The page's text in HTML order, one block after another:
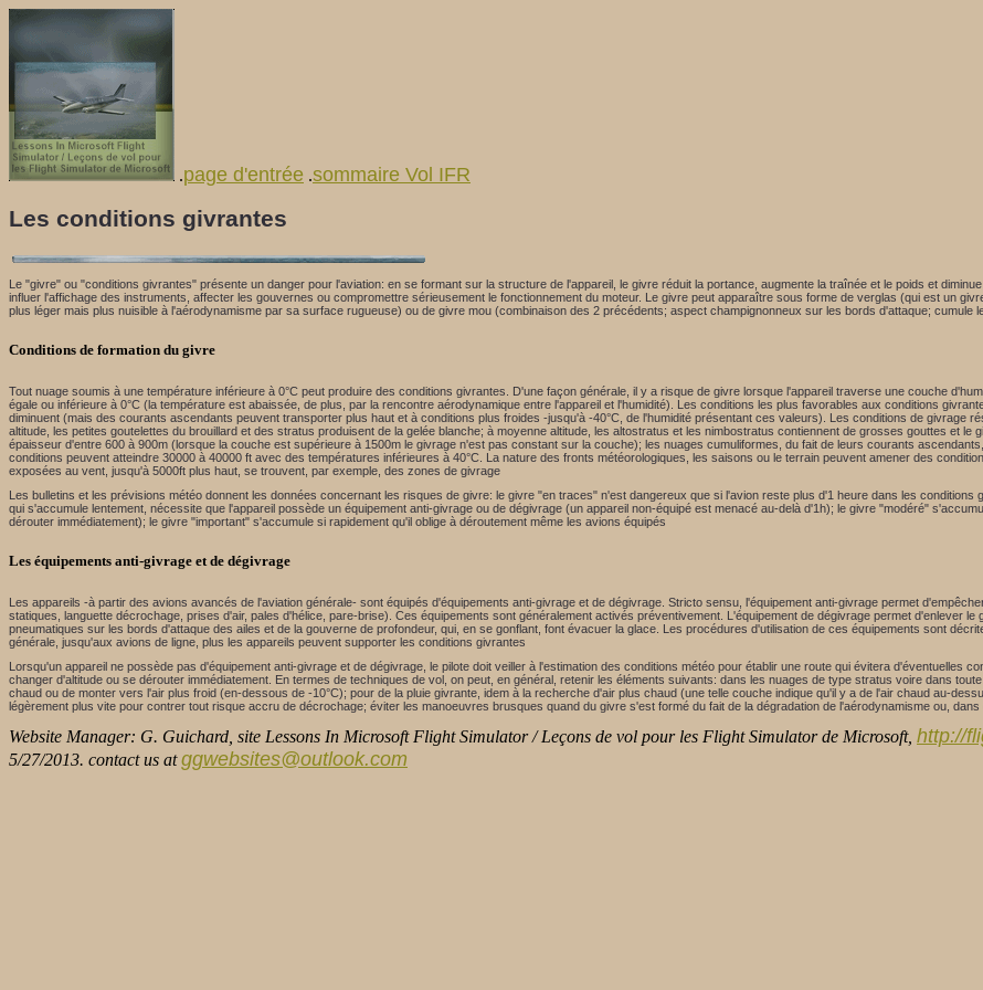
.page d'entrée .sommaire Vol IFR
Les conditions givrantes
Le "givre" ou "conditions givrantes" présente un danger pour l'aviation: en se formant sur la structure de l'appareil, le givre réduit la portance, augmente la traînée et le poids et
influer l'affichage des instruments, affecter les gouvernes ou compromettre sérieusement le fonctionnement du moteur. Le givre peut apparaître sous forme de verglas (qui est un
plus léger mais plus nuisible à l'aérodynamisme par sa surface rugueuse) ou de givre mou (combinaison des 2 précédents; aspect champignonneux sur les bords d'attaque; cumule
Conditions de formation du givre
Tout nuage soumis à une température inférieure à 0°C peut produire des conditions givrantes. D'une façon générale, il y a risque de givre lorsque l'appareil traverse une couche
égale ou inférieure à 0°C (la température est abaissée, de plus, par la rencontre aérodynamique entre l'appareil et l'humidité). Les conditions les plus favorables aux conditions
diminuent (mais des courants ascendants peuvent transporter plus haut et à conditions plus froides -jusqu'à -40°C, de l'humidité présentant ces valeurs). Les conditions de givrage
altitude, les petites goutelettes du brouillard et des stratus produisent de la gelée blanche; à moyenne altitude, les altostratus et les nimbostratus contiennent de grosses gouttes et
épaisseur d'entre 600 à 900m (lorsque la couche est supérieure à 1500m le givrage n'est pas constant sur la couche); les nuages cumuliformes, du fait de leurs courants
conditions peuvent atteindre 30000 à 40000 ft avec des températures inférieures à 40°C. La nature des fronts météorologiques, les saisons ou le terrain peuvent amener des
exposées au vent, jusqu'à 5000ft plus haut, se trouvent, par exemple, des zones de givrage
Les bulletins et les prévisions météo donnent les données concernant les risques de givre: le givre "en traces" n'est dangereux que si l'avion reste plus d'1 heure dans les
qui s'accumule lentement, nécessite que l'appareil possède un équipement anti-givrage ou de dégivrage (un appareil non-équipé est menacé au-delà d'1h); le givre "modéré"
dérouter immédiatement); le givre "important" s'accumule si rapidement qu'il oblige à déroutement même les avions équipés
Les équipements anti-givrage et de dégivrage
Les appareils -à partir des avions avancés de l'aviation générale- sont équipés d'équipements anti-givrage et de dégivrage. Stricto sensu, l'équipement anti-givrage permet
statiques, languette décrochage, prises d'air, pales d'hélice, pare-brise). Ces équipements sont généralement activés préventivement. L'équipement de dégivrage permet d'enlever
pneumatiques sur les bords d'attaque des ailes et de la gouverne de profondeur, qui, en se gonflant, font évacuer la glace. Les procédures d'utilisation de ces équipements sont
générale, jusqu'aux avions de ligne, plus les appareils peuvent supporter les conditions givrantes
Lorsqu'un appareil ne possède pas d'équipement anti-givrage et de dégivrage, le pilote doit veiller à l'estimation des conditions météo pour établir une route qui évitera d'éventuelles
changer d'altitude ou se dérouter immédiatement. En termes de techniques de vol, on peut, en général, retenir les éléments suivants: dans les nuages de type stratus voire dans
chaud ou de monter vers l'air plus froid (en-dessous de -10°C); pour de la pluie givrante, idem à la recherche d'air plus chaud (une telle couche indique qu'il y a de l'air chaud au-
légèrement plus vite pour contrer tout risque accru de décrochage; éviter les manoeuvres brusques quand du givre s'est formé du fait de la dégradation de l'aérodynamisme ou,
Website Manager: G. Guichard, site Lessons In Microsoft Flight Simulator / Leçons de vol pour les Flight Simulator de Microsoft, http://
5/27/2013. contact us atggwebsites@outlook.com